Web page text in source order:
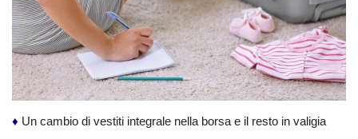
♦ Un cambio di vestiti integrale nella borsa e il resto in valigia